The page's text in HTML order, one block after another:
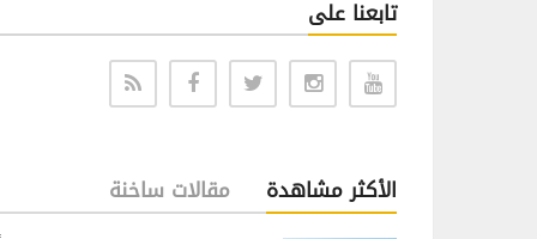
تابعنا على
الأكثر مشاهدة مقالات ساخنة